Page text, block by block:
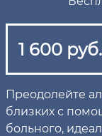
1 600 руб.
Преодолейте
близких с
больного,